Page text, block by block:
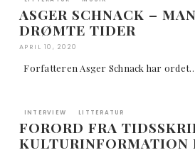
ASGER SCHNACK –
DRØMTE TIDER
APRIL 10, 2020
Forfatteren Asger Schnack har
INTERVIEW LITTERATUR
FORORD FRA
KULTURINFORMATION